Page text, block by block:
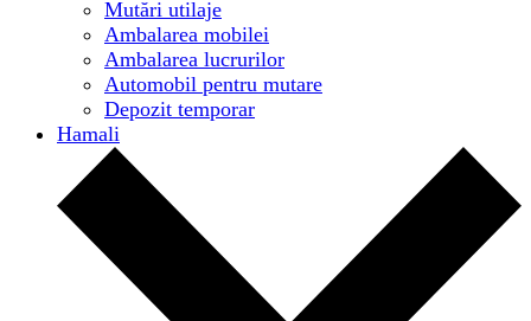
Mutări utilaje
Ambalarea mobilei
Ambalarea lucrurilor
Automobil pentru mutare
Depozit temporar
Hamali